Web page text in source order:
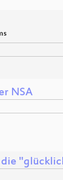
NSA
die